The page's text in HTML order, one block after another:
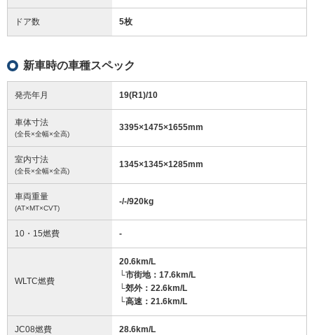
ドア数 5枚
新車時の車種スペック
発売年月 19(R1)/10
車体寸法
(全長×全幅×全高)
3395×1475×1655mm
室内寸法
(全長×全幅×全高)
1345×1345×1285mm
車両重量
(AT×MT×CVT)
-/-/920kg
10・15燃費 -
WLTC燃費
20.6km/L
└市街地：17.6km/L
└郊外：22.6km/L
└高速：21.6km/L
JC08燃費 28.6km/L